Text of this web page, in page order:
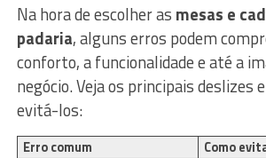
Na hora de escolher as mesas e
padaria, alguns erros podem
conforto, a funcionalidade e até a
negócio. Veja os principais deslizes
evitá-los:
Erro comum
Como